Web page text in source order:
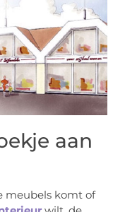
aan
meubels komt of